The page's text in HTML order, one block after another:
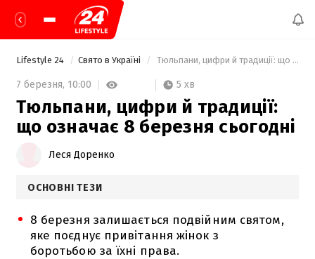
Lifestyle 24 Свято в Україні Тюльпани, цифри й традиції: що означає 8 березня сьогодні
7 березня, 10:00 5 хв
Тюльпани, цифри й традиції:
що означає 8 березня сьогодні
Леся Доренко
ОСНОВНІ ТЕЗИ
8 березня залишається подвійним святом,
яке поєднує привітання жінок з
боротьбою за їхні права.